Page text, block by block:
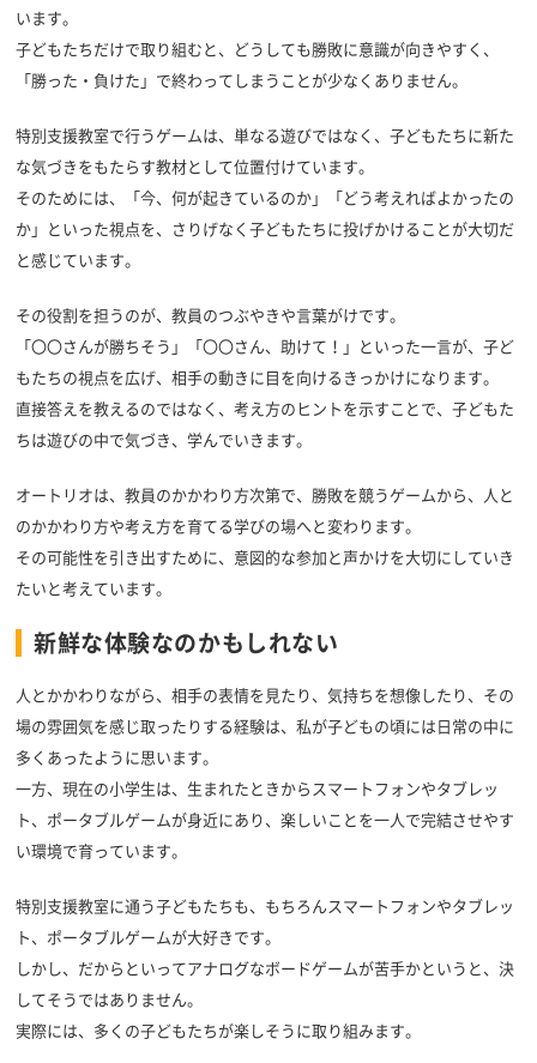
います。
子どもたちだけで取り組むと、どうしても勝敗に意識が向きやすく、
「勝った・負けた」で終わってしまうことが少なくありません。
特別支援教室で行うゲームは、単なる遊びではなく、子どもたちに新た
な気づきをもたらす教材として位置付けています。
そのためには、「今、何が起きているのか」「どう考えればよかったの
か」といった視点を、さりげなく子どもたちに投げかけることが大切だ
と感じています。
その役割を担うのが、教員のつぶやきや言葉がけです。
「〇〇さんが勝ちそう」「〇〇さん、助けて！」といった一言が、子ど
もたちの視点を広げ、相手の動きに目を向けるきっかけになります。
直接答えを教えるのではなく、考え方のヒントを示すことで、子どもた
ちは遊びの中で気づき、学んでいきます。
オートリオは、教員のかかわり方次第で、勝敗を競うゲームから、人と
のかかわり方や考え方を育てる学びの場へと変わります。
その可能性を引き出すために、意図的な参加と声かけを大切にしていき
たいと考えています。
新鮮な体験なのかもしれない
人とかかわりながら、相手の表情を見たり、気持ちを想像したり、その
場の雰囲気を感じ取ったりする経験は、私が子どもの頃には日常の中に
多くあったように思います。
一方、現在の小学生は、生まれたときからスマートフォンやタブレッ
ト、ポータブルゲームが身近にあり、楽しいことを一人で完結させやす
い環境で育っています。
特別支援教室に通う子どもたちも、もちろんスマートフォンやタブレッ
ト、ポータブルゲームが大好きです。
しかし、だからといってアナログなボードゲームが苦手かというと、決
してそうではありません。
実際には、多くの子どもたちが楽しそうに取り組みます。